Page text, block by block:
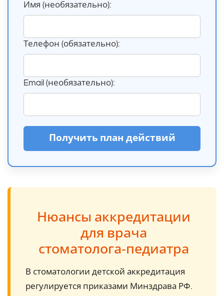
Имя (необязательно):
Телефон (обязательно):
Email (необязательно):
Получить план действий
Нюансы аккредитации
для врача
стоматолога‑педиатра
В стоматологии детской аккредитация
регулируется приказами Минздрава РФ.